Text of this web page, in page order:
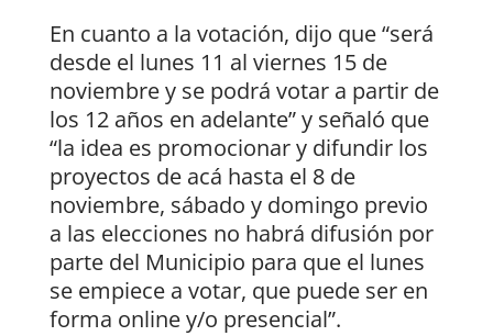
En cuanto a la votación, dijo que “será
desde el lunes 11 al viernes 15 de
noviembre y se podrá votar a partir de
los 12 años en adelante” y señaló que
“la idea es promocionar y difundir los
proyectos de acá hasta el 8 de
noviembre, sábado y domingo previo
a las elecciones no habrá difusión por
parte del Municipio para que el lunes
se empiece a votar, que puede ser en
forma online y/o presencial”.